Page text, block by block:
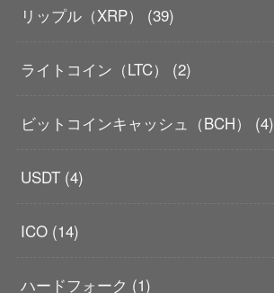
リップル（XRP） (39)
ライトコイン（LTC） (2)
ビットコインキャッシュ（BCH） (4)
USDT (4)
ICO (14)
ハードフォーク (1)